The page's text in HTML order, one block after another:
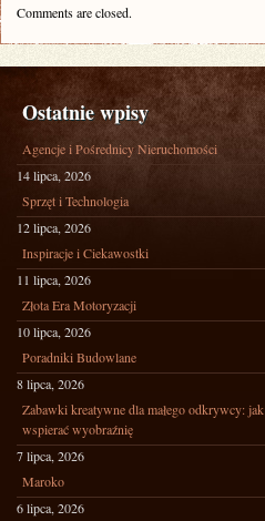
Comments are closed.
Ostatnie wpisy
Agencje i Pośrednicy Nieruchomości
14 lipca, 2026
Sprzęt i Technologia
12 lipca, 2026
Inspiracje i Ciekawostki
11 lipca, 2026
Złota Era Motoryzacji
10 lipca, 2026
Poradniki Budowlane
8 lipca, 2026
Zabawki kreatywne dla małego odkrywcy: jak
wspierać wyobraźnię
7 lipca, 2026
Maroko
6 lipca, 2026